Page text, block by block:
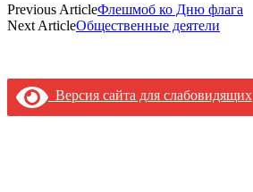
Previous ArticleФлешмоб ко Дню флага
Next ArticleОбщественные деятели
Версия сайта для слабовидящих